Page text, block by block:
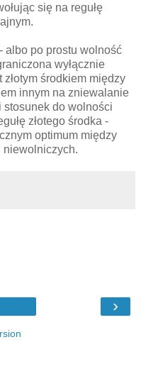
się na regułę
albo po prostu wolność
wyłącznie
środkiem między
innym na zniewalanie
stosunek do wolności
złotego środka -
optimum między
niewolniczych.
›